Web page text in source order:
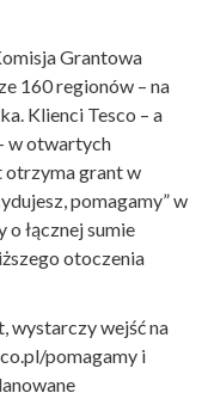
Grantowa
160 regionów – na
Klienci Tesco – a
w otwartych
otrzyma grant w
pomagamy” w
o łącznej sumie
otoczenia
wystarczy wejść na
pomagamy i